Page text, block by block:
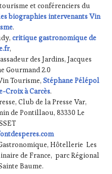
et conférenciers du
biographies intervenants Vin
.
critique gastronomique de
,
des Jardins, Jacques
Gourmand 2.0
Tourisme, Stéphane Pélépol
Croix à Carcès.
Club de la Presse Var,
de Pontillaou, 83330 Le
Hôtellerie Les
de France, parc Régional
Baume.